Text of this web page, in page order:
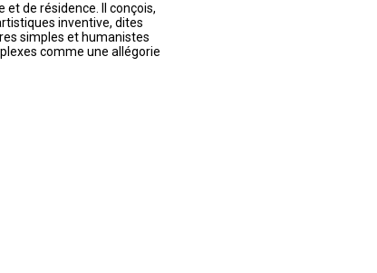
et de résidence. Il conçois,
inventive, dites
simples et humanistes
comme une allégorie